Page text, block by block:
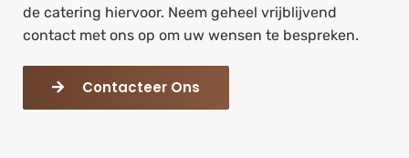
de catering hiervoor. Neem geheel vrijblijvend
contact met ons op om uw wensen te bespreken.
Contacteer Ons